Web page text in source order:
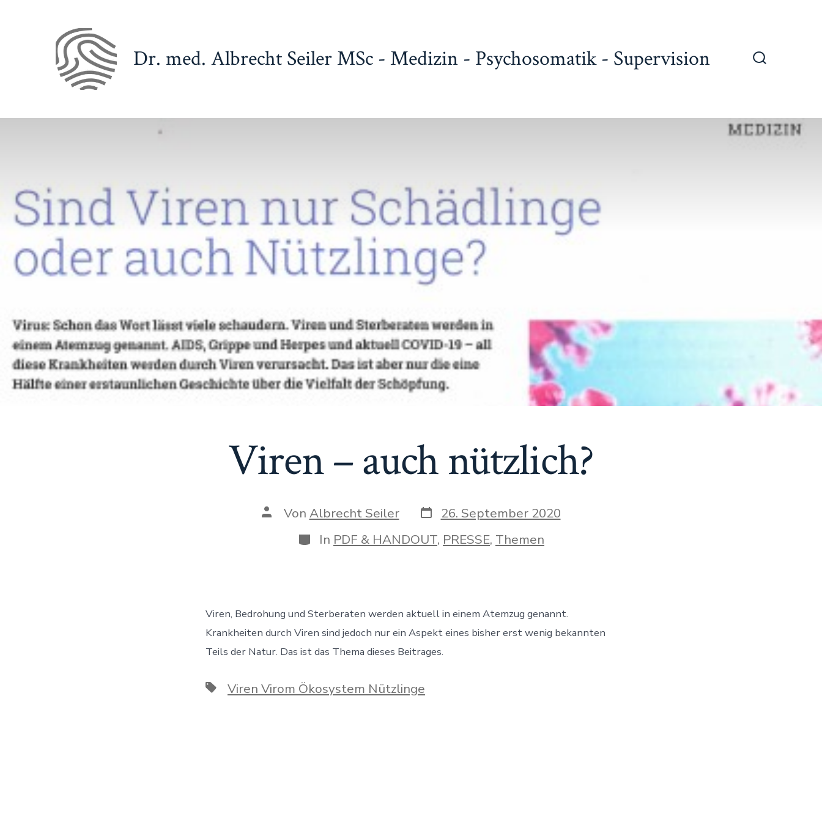
Dr. med. Albrecht Seiler MSc - Medizin - Psychosomatik - Supervision
Viren – auch nützlich?
Autor
Beitrags
Von Albrecht Seiler Datum
des
Beitrags
26. September 2020
Kategorien
In PDF & HANDOUT, PRESSE, Themen
Viren, Bedrohung und Sterberaten werden aktuell in einem Atemzug genannt.
Krankheiten durch Viren sind jedoch nur ein Aspekt eines bisher erst wenig bekannten
Teils der Natur. Das ist das Thema dieses Beitrages.
Schlagwörter
Viren Virom Ökosystem Nützlinge